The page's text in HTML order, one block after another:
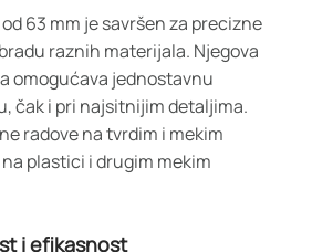
63 mm je savršen za precizne
raznih materijala. Njegova
omogućava jednostavnu
čak i pri najsitnijim detaljima.
radove na tvrdim i mekim
plastici i drugim mekim
i efikasnost